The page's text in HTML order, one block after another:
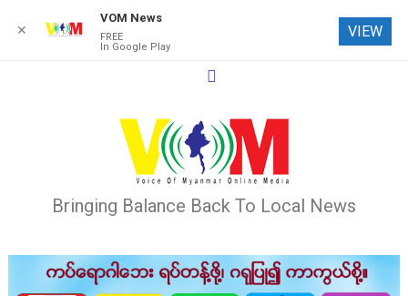
Bringing Balance Back To Local News
✕
VOM News
FREE
In Google Play
VIEW